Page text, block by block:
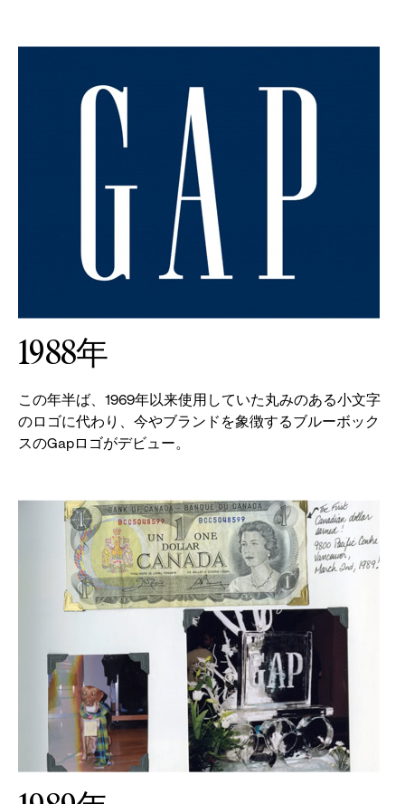
1988年
この年半ば、1969年以来使用していた丸みのある小文字
のロゴに代わり、今やブランドを象徴するブルーボック
スのGapロゴがデビュー。